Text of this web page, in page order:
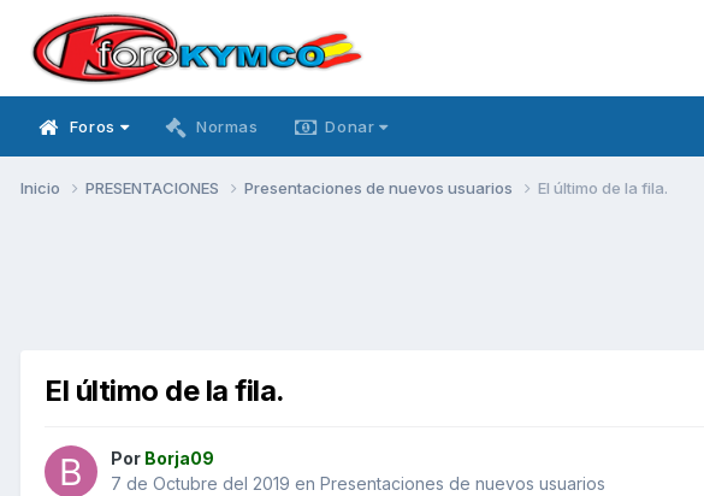
Foros Normas Donar
Inicio PRESENTACIONES Presentaciones de nuevos usuarios El último de la fila.
El último de la fila.
Por Borja09
7 de Octubre del 2019 en Presentaciones de nuevos usuarios